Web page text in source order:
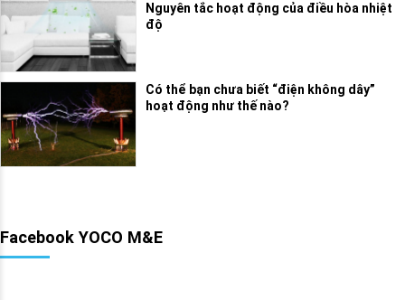
Nguyên tắc hoạt động của điều hòa nhiệt
độ
Có thể bạn chưa biết “điện không dây”
hoạt động như thế nào?
Facebook YOCO M&E